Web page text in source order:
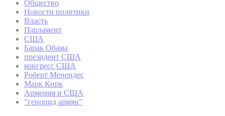
Общество
Новости политики
Власть
Парламент
США
Барак Обама
президент США
конгресс США
Роберт Менендес
Марк Кирк
Армения и США
"геноцид армян"